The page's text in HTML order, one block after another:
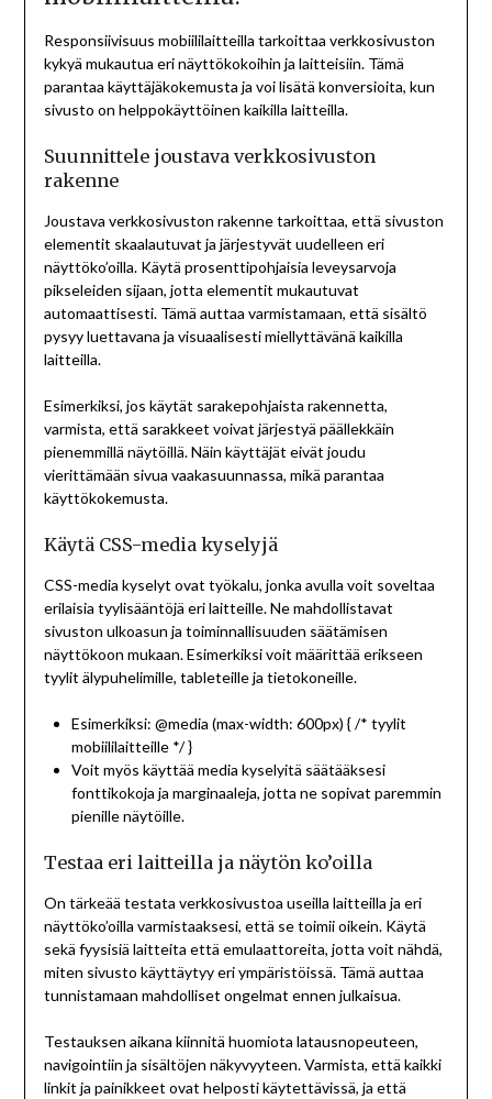
Responsiivisuus mobiililaitteilla tarkoittaa verkkosivuston
kykyä mukautua eri näyttökokoihin ja laitteisiin. Tämä
parantaa käyttäjäkokemusta ja voi lisätä konversioita, kun
sivusto on helppokäyttöinen kaikilla laitteilla.
Suunnittele joustava verkkosivuston
rakenne
Joustava verkkosivuston rakenne tarkoittaa, että sivuston
elementit skaalautuvat ja järjestyvät uudelleen eri
näyttöko’oilla. Käytä prosenttipohjaisia leveysarvoja
pikseleiden sijaan, jotta elementit mukautuvat
automaattisesti. Tämä auttaa varmistamaan, että sisältö
pysyy luettavana ja visuaalisesti miellyttävänä kaikilla
laitteilla.
Esimerkiksi, jos käytät sarakepohjaista rakennetta,
varmista, että sarakkeet voivat järjestyä päällekkäin
pienemmillä näytöillä. Näin käyttäjät eivät joudu
vierittämään sivua vaakasuunnassa, mikä parantaa
käyttökokemusta.
Käytä CSS-media kyselyjä
CSS-media kyselyt ovat työkalu, jonka avulla voit soveltaa
erilaisia tyylisääntöjä eri laitteille. Ne mahdollistavat
sivuston ulkoasun ja toiminnallisuuden säätämisen
näyttökoon mukaan. Esimerkiksi voit määrittää erikseen
tyylit älypuhelimille, tableteille ja tietokoneille.
Esimerkiksi: @media (max-width: 600px) { /* tyylit
mobiililaitteille */ }
Voit myös käyttää media kyselyitä säätääksesi
fonttikokoja ja marginaaleja, jotta ne sopivat paremmin
pienille näytöille.
Testaa eri laitteilla ja näytön ko’oilla
On tärkeää testata verkkosivustoa useilla laitteilla ja eri
näyttöko’oilla varmistaaksesi, että se toimii oikein. Käytä
sekä fyysisiä laitteita että emulaattoreita, jotta voit nähdä,
miten sivusto käyttäytyy eri ympäristöissä. Tämä auttaa
tunnistamaan mahdolliset ongelmat ennen julkaisua.
Testauksen aikana kiinnitä huomiota latausnopeuteen,
navigointiin ja sisältöjen näkyvyyteen. Varmista, että kaikki
linkit ja painikkeet ovat helposti käytettävissä, ja että